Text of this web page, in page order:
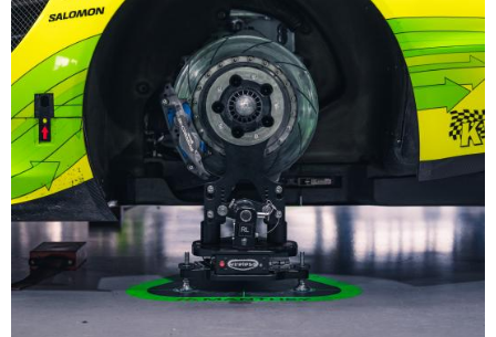
den
notwendigen
Ersatzteilen.